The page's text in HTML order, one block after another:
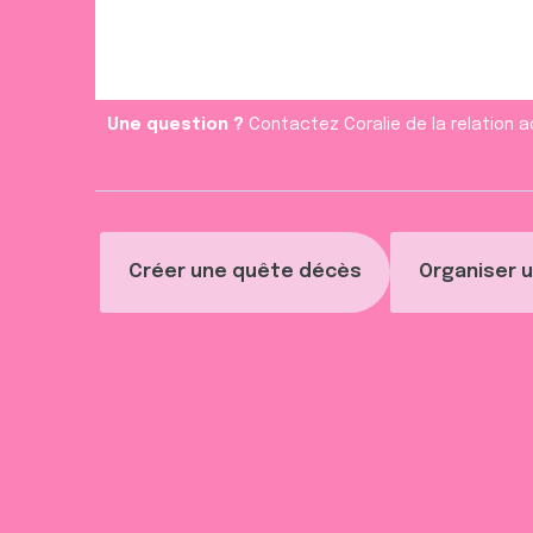
Créer une quête décès Organiser
Une question ? Contactez Coralie de la relation